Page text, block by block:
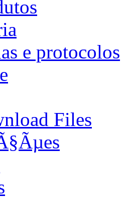
e protocolos
Files